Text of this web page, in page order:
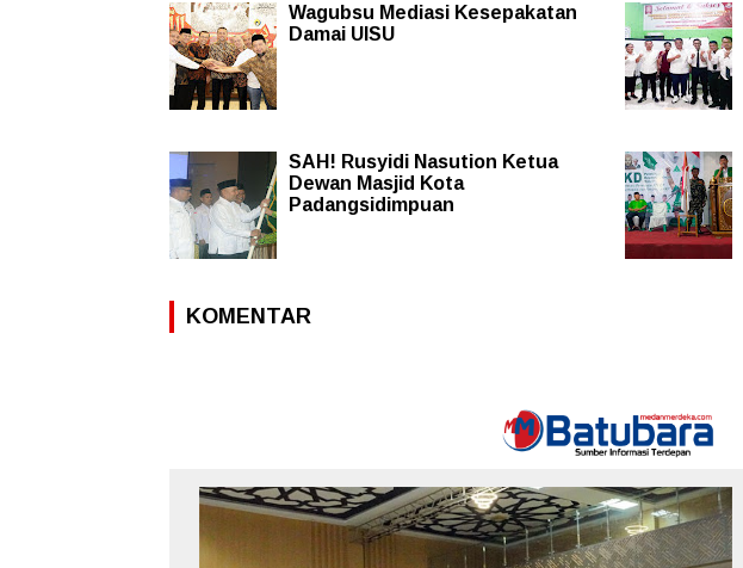
Wagubsu Mediasi Kesepakatan
Damai UISU
SAH! Rusyidi Nasution Ketua
Dewan Masjid Kota
Padangsidimpuan
KOMENTAR